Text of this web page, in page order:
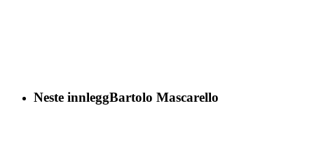
Neste innleggBartolo Mascarello